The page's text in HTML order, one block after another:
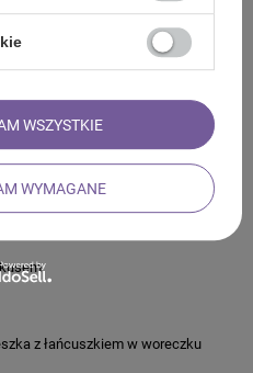
– kamienie i kadamba
z łańcuszkiem w woreczku
WYMAGANE
WSZYSTKIE